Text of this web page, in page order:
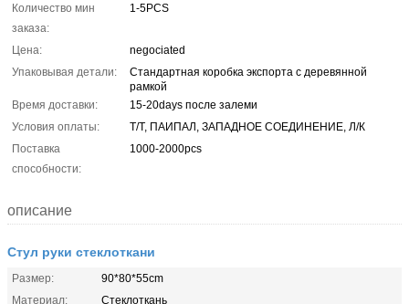
Количество мин
заказа:
1-5PCS
Цена:
negociated
Упаковывая детали:
Стандартная коробка экспорта с деревянной
рамкой
Время доставки:
15-20days после залеми
Условия оплаты:
Т/Т, ПАИПАЛ, ЗАПАДНОЕ СОЕДИНЕНИЕ, Л/К
Поставка
способности:
1000-2000pcs
описание
Стул руки стеклоткани
Размер:
90*80*55cm
Материал:
Стеклоткань